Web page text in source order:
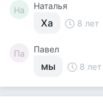
На Наталья
Ха 8 лет
Па Павел
мы 8 лет